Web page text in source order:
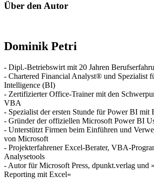
Über den Autor
Dominik Petri
- Dipl.-Betriebswirt mit 20 Jahren
- Chartered Financial Analyst® und Spezialist
Intelligence (BI)
- Zertifizierter Office-Trainer mit den
VBA
- Spezialist der ersten Stunde für Power BI mit
- Gründer der offiziellen Microsoft Power BI
- Unterstützt Firmen beim Einführen und
von Microsoft
- Projekterfahrener Excel-Berater, VBA-
Analysetools
- Autor für Microsoft Press, dpunkt.verlag und
Reporting mit Excel«